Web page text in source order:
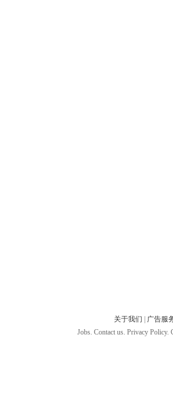
关于我们
广告服
Jobs. Contact us. Privacy